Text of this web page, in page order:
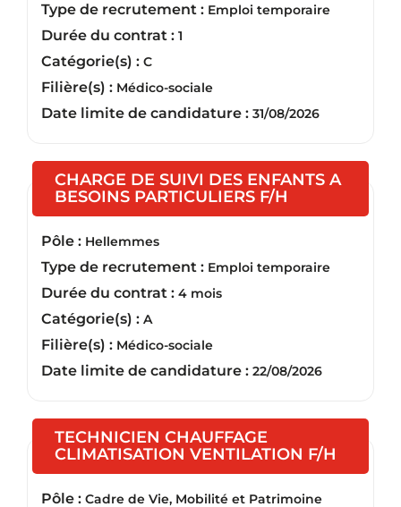
Type de recrutement : Emploi temporaire
Durée du contrat : 1
Catégorie(s) : C
Filière(s) : Médico-sociale
Date limite de candidature : 31/08/2026
CHARGE DE SUIVI DES ENFANTS A
BESOINS PARTICULIERS F/H
Pôle : Hellemmes
Type de recrutement : Emploi temporaire
Durée du contrat : 4 mois
Catégorie(s) : A
Filière(s) : Médico-sociale
Date limite de candidature : 22/08/2026
TECHNICIEN CHAUFFAGE
CLIMATISATION VENTILATION F/H
Pôle : Cadre de Vie, Mobilité et Patrimoine